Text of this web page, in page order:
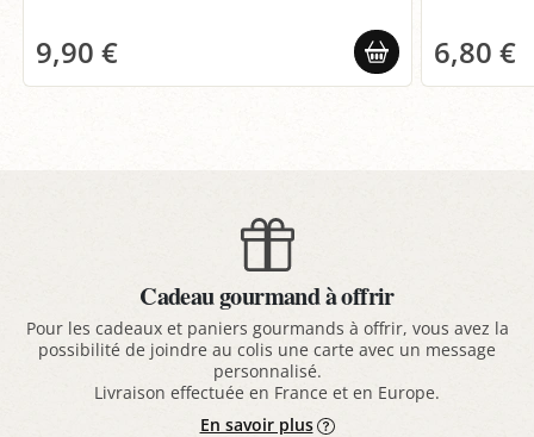
9,90 € 6,80 €
Cadeau gourmand à offrir
Pour les cadeaux et paniers gourmands à offrir, vous avez la
possibilité de joindre au colis une carte avec un message
personnalisé.
Livraison effectuée en France et en Europe.
En savoir plus